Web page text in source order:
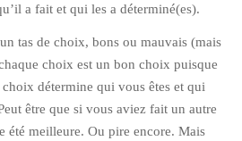
a fait et qui les a déterminé(es).
tas de choix, bons ou mauvais (mais
choix est un bon choix puisque
détermine qui vous êtes et qui
être que si vous aviez fait un autre
été meilleure. Ou pire encore. Mais